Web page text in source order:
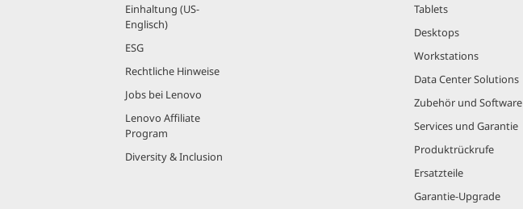
Einhaltung (US-
Englisch)
ESG
Rechtliche Hinweise
Jobs bei Lenovo
Lenovo Affiliate
Program
Diversity & Inclusion
Tablets
Desktops
Workstations
Data Center Solutions
Zubehör und Software
Services und Garantie
Produktrückrufe
Ersatzteile
Garantie-Upgrade